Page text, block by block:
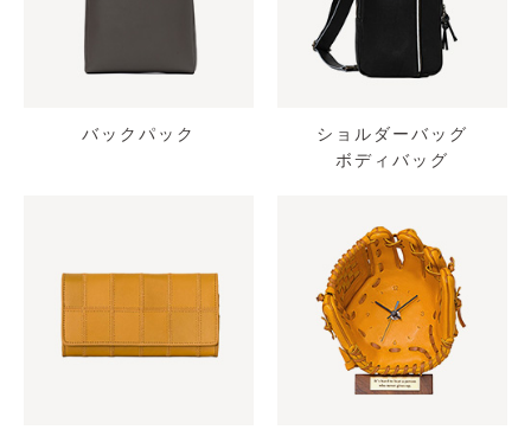
バックパック
ショルダーバッグ
ボディバッグ